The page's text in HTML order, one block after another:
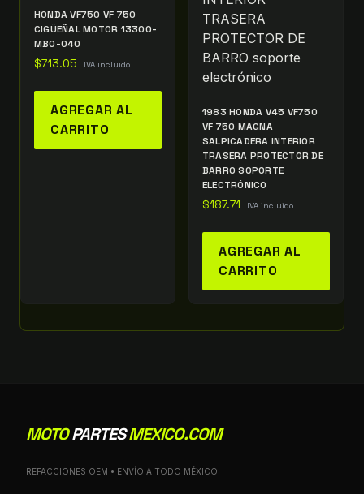
HONDA VF750 VF 750
CIGÜEÑAL MOTOR 13300-
MB0-040
$713.05 IVA incluido
AGREGAR AL
CARRITO
1983 HONDA V45 VF750
VF 750 MAGNA
SALPICADERA INTERIOR
TRASERA PROTECTOR DE
BARRO SOPORTE
ELECTRÓNICO
$187.71 IVA incluido
AGREGAR AL
CARRITO
MOTOPARTESMEXICO.COM
REFACCIONES OEM • ENVÍO A TODO MÉXICO